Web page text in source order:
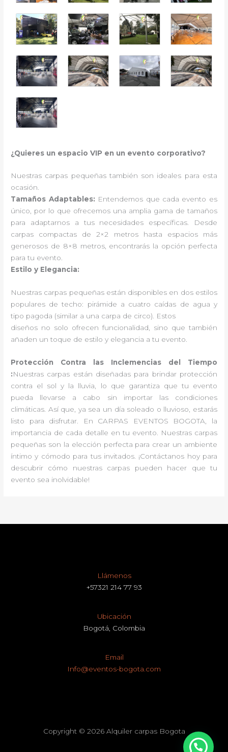
¿Quieres un espacio VIP en un evento corporativo?
Nuestras carpas pequeñas también son ideales para esta
ocasión.
Tamaños Adaptables: Entendemos que cada evento es
único, por lo que ofrecemos una amplia gama de tamaños
para adaptarnos a tus necesidades específicas. Desde
carpas compactas de 2×2 metros hasta espacios más
generosos de 8×8 metros, encontrarás la opción perfecta
para tu evento.
Estilo y Elegancia:
Nuestras carpas pequeñas están disponibles en dos estilos
populares de techo: pirámide a cuatro caídas de agua y
tipo pagoda (similar a una carpa de circo). Estos
diseños no solo ofrecen funcionalidad, sino que también
añaden un toque de estilo y elegancia a tu evento.
Protección Contra las Inclemencias del Tiempo
:Nuestras carpas están diseñadas para brindar protección
contra el sol y la lluvia, lo que garantiza que tu evento
pueda llevarse a cabo sin importar las condiciones
climáticas. Así que, ya sea un día soleado o lluvioso, estarás
listo para disfrutar. En CARPAS EVENTOS BOGOTA, la
importancia de cada detalle en tu evento. Nuestras carpas
pequeñas son la elección perfecta para crear un ambiente
íntimo y cómodo para tus invitados. ¡Contáctanos hoy para
descubrir cómo nuestras carpas pueden hacer que tu
evento sea inolvidable!
Llámenos
+57321 214 77 93
Ubicación
Bogotá, Colombia
Email
Info@eventos-bogota.com
Copyright © 2026 Alquiler carpas Bogota